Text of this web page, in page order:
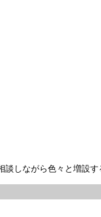
しながら色々と増設す